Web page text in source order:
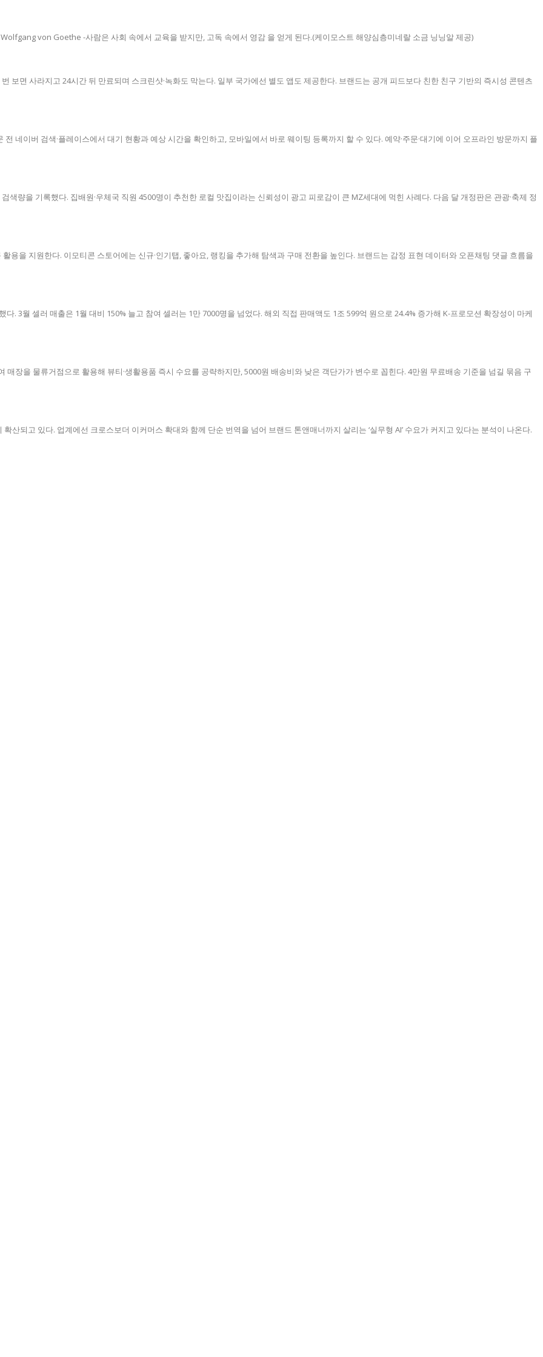
von Goethe -사람은 사회 속에서 교육을 받지만, 고독 속에서 영감 을 얻게 된다.(케이모스트 해양심층미네랄 소금 닝닝알 제공)
보면 사라지고 24시간 뒤 만료되며 스크린샷·녹화도 막는다. 일부 국가에선 별도 앱도 제공한다. 브랜드는 공개 피드보다 친한 친구 기반의 즉시성 콘텐츠
네이버 검색·플레이스에서 대기 현황과 예상 시간을 확인하고, 모바일에서 바로 웨이팅 등록까지 할 수 있다. 예약·주문·대기에 이어 오프라인 방문까지 플
색량을 기록했다. 집배원·우체국 직원 4500명이 추천한 로컬 맛집이라는 신뢰성이 광고 피로감이 큰 MZ세대에 먹힌 사례다. 다음 달 개정판은 관광·축제 정
용을 지원한다. 이모티콘 스토어에는 신규·인기탭, 좋아요, 랭킹을 추가해 탐색과 구매 전환을 높인다. 브랜드는 감정 표현 데이터와 오픈채팅 댓글 흐름을
다. 3월 셀러 매출은 1월 대비 150% 늘고 참여 셀러는 1만 7000명을 넘었다. 해외 직접 판매액도 1조 599억 원으로 24.4% 증가해 K-프로모션 확장성이 마케
매장을 물류거점으로 활용해 뷰티·생활용품 즉시 수요를 공략하지만, 5000원 배송비와 낮은 객단가가 변수로 꼽힌다. 4만원 무료배송 기준을 넘길 묶음 구
산되고 있다. 업계에선 크로스보더 이커머스 확대와 함께 단순 번역을 넘어 브랜드 톤앤매너까지 살리는 ‘실무형 AI’ 수요가 커지고 있다는 분석이 나온다.